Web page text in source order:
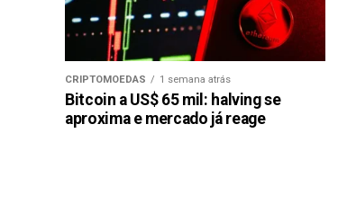
CRIPTOMOEDAS 1 semana atrás
Bitcoin a US$ 65 mil: halving se
aproxima e mercado já reage